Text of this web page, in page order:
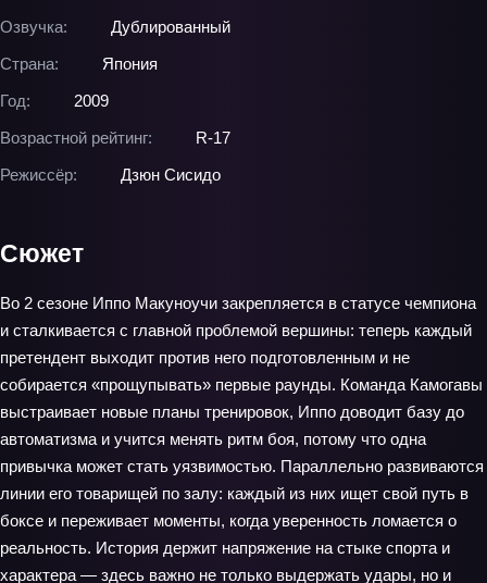
Озвучка:
Дублированный
Страна:
Япония
Год:
2009
Возрастной рейтинг:
R-17
Режиссёр:
Дзюн Сисидо
Сюжет
Во 2 сезоне Иппо Макуноучи закрепляется в статусе чемпиона
и сталкивается с главной проблемой вершины: теперь каждый
претендент выходит против него подготовленным и не
собирается «прощупывать» первые раунды. Команда Камогавы
выстраивает новые планы тренировок, Иппо доводит базу до
автоматизма и учится менять ритм боя, потому что одна
привычка может стать уязвимостью. Параллельно развиваются
линии его товарищей по залу: каждый из них ищет свой путь в
боксе и переживает моменты, когда уверенность ломается о
реальность. История держит напряжение на стыке спорта и
характера — здесь важно не только выдержать удары, но и